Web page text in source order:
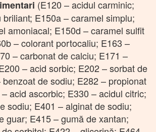
(E120 – acidul carminic;
E150a – caramel simplu;
amoniacal; E150d – caramel sulfit
– colorant portocaliu; E163 –
– carbonat de calciu; E171 –
– acid sorbic; E202 – sorbat de
de sodiu; E282 – propionat
acid ascorbic; E330 – acidul citric;
sodiu; E401 – alginat de sodiu;
guar; E415 – gumă de xantan;